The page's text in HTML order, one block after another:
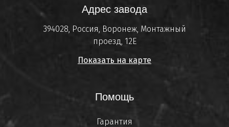
Адрес завода
394028, Россия, Воронеж, Монтажный
проезд, 12Е
Показать на карте
Помощь
Гарантия